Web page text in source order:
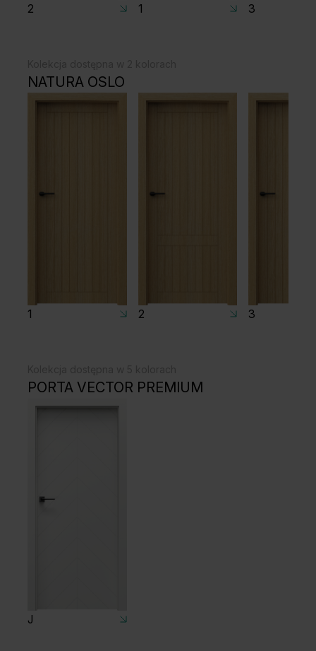
2 1 3
NATURA OSLO
1 2 3
PORTA VECTOR PREMIUM
J